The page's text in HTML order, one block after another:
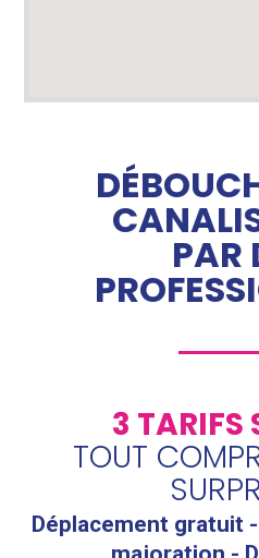
PAR
3 TARIFS
TOUT
Déplacement gratuit